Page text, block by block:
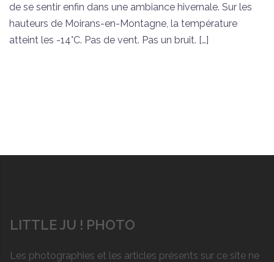
de se sentir enfin dans une ambiance hivernale. Sur les
hauteurs de Moirans-en-Montagne, la température
atteint les -14°C. Pas de vent. Pas un bruit. […]
LITTLE JU ! PHOTO
Les photographies et les articles présents sur ce site ne